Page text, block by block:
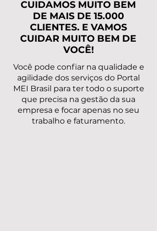
CUIDAMOS MUITO BEM
DE MAIS DE 15.000
CLIENTES. E VAMOS
CUIDAR MUITO BEM DE
VOCÊ!
Você pode confiar na qualidade e
agilidade dos serviços do Portal
MEI Brasil para ter todo o suporte
que precisa na gestão da sua
empresa e focar apenas no seu
trabalho e faturamento.